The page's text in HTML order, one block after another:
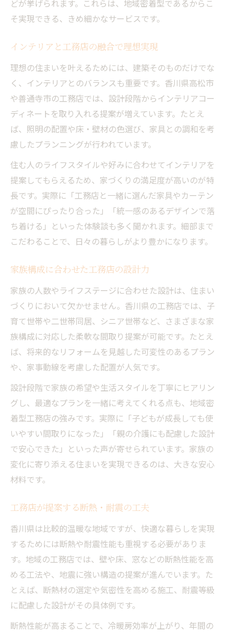
どが挙げられます。これらは、地域密着型であるからこ
そ実現できる、きめ細かなサービスです。
インテリアと工務店の融合で理想実現
理想の住まいを叶えるためには、建築そのものだけでな
く、インテリアとのバランスも重要です。香川県高松市
や善通寺市の工務店では、設計段階からインテリアコー
ディネートを取り入れる提案が増えています。たとえ
ば、照明の配置や床・壁材の色選び、家具との調和を考
慮したプランニングが行われています。
住む人のライフスタイルや好みに合わせてインテリアを
提案してもらえるため、家づくりの満足度が高いのが特
長です。実際に「工務店と一緒に選んだ家具やカーテン
が空間にぴったり合った」「統一感のあるデザインで落
ち着ける」といった体験談も多く聞かれます。細部まで
こだわることで、日々の暮らしがより豊かになります。
家族構成に合わせた工務店の設計力
家族の人数やライフステージに合わせた設計は、住まい
づくりにおいて欠かせません。香川県の工務店では、子
育て世帯や二世帯同居、シニア世帯など、さまざまな家
族構成に対応した柔軟な間取り提案が可能です。たとえ
ば、将来的なリフォームを見越した可変性のあるプラン
や、家事動線を考慮した配置が人気です。
設計段階で家族の希望や生活スタイルを丁寧にヒアリン
グし、最適なプランを一緒に考えてくれる点も、地域密
着型工務店の強みです。実際に「子どもが成長しても使
いやすい間取りになった」「親の介護にも配慮した設計
で安心できた」といった声が寄せられています。家族の
変化に寄り添える住まいを実現できるのは、大きな安心
材料です。
工務店が提案する断熱・耐震の工夫
香川県は比較的温暖な地域ですが、快適な暮らしを実現
するためには断熱や耐震性能も重視する必要がありま
す。地域の工務店では、壁や床、窓などの断熱性能を高
める工法や、地震に強い構造の提案が進んでいます。た
とえば、断熱材の選定や気密性を高める施工、耐震等級
に配慮した設計がその具体例です。
断熱性能が高まることで、冷暖房効率が上がり、年間の